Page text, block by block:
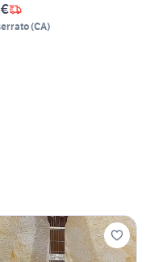
(CA)